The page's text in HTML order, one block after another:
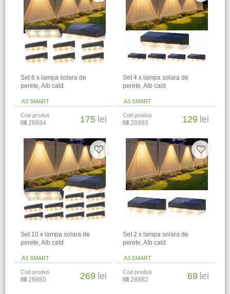
Set 6 x lampa solara de
perete, Alb cald
A3 SMART
Cod produs
28884 175 lei
Set 4 x lampa solara de
perete, Alb cald
A3 SMART
Cod produs
28883 129 lei
Set 10 x lampa solara de
perete, Alb cald
A3 SMART
Cod produs
28885 269 lei
Set 2 x lampa solara de
perete, Alb cald
A3 SMART
Cod produs
28882 69 lei